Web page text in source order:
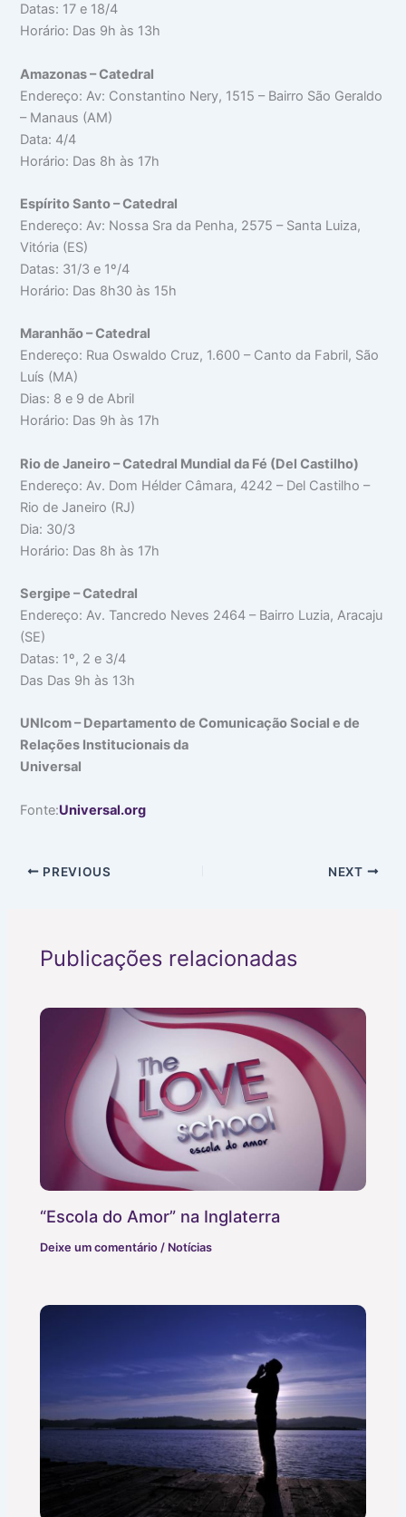
Datas: 17 e 18/4
Horário: Das 9h às 13h
Amazonas – Catedral
Endereço: Av: Constantino Nery, 1515 – Bairro São Geraldo
– Manaus (AM)
Data: 4/4
Horário: Das 8h às 17h
Espírito Santo – Catedral
Endereço: Av: Nossa Sra da Penha, 2575 – Santa Luiza,
Vitória (ES)
Datas: 31/3 e 1º/4
Horário: Das 8h30 às 15h
Maranhão – Catedral
Endereço: Rua Oswaldo Cruz, 1.600 – Canto da Fabril, São
Luís (MA)
Dias: 8 e 9 de Abril
Horário: Das 9h às 17h
Rio de Janeiro – Catedral Mundial da Fé (Del Castilho)
Endereço: Av. Dom Hélder Câmara, 4242 – Del Castilho –
Rio de Janeiro (RJ)
Dia: 30/3
Horário: Das 8h às 17h
Sergipe – Catedral
Endereço: Av. Tancredo Neves 2464 – Bairro Luzia, Aracaju
(SE)
Datas: 1º, 2 e 3/4
Das Das 9h às 13h
UNIcom – Departamento de Comunicação Social e de
Relações Institucionais da
Universal
Fonte:Universal.org
PREVIOUS NEXT
Publicações relacionadas
“Escola do Amor” na Inglaterra
Deixe um comentário / Notícias